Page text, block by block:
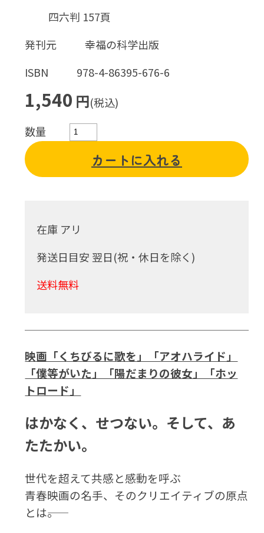
四六判 157頁
発刊元
幸福の科学出版
ISBN
978-4-86395-676-6
1,540 円(税込)
数量
カートに入れる
在庫 アリ
発送日目安 翌日(祝・休日を除く)
送料無料
映画「くちびるに歌を」「アオハライド」
「僕等がいた」「陽だまりの彼女」「ホッ
トロード」
はかなく、せつない。そして、あ
たたかい。
世代を超えて共感と感動を呼ぶ
青春映画の名手、そのクリエイティブの原点
とは――。